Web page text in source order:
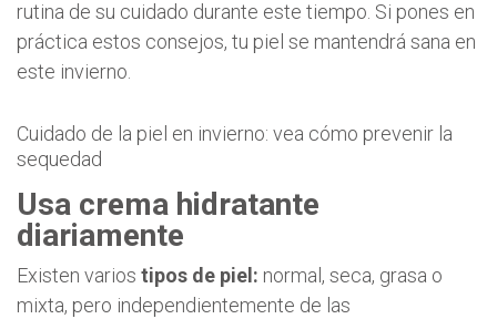
rutina de su cuidado durante este tiempo. Si pones en
práctica estos consejos, tu piel se mantendrá sana en
este invierno.
Cuidado de la piel en invierno: vea cómo prevenir la
sequedad
Usa crema hidratante
diariamente
Existen varios tipos de piel: normal, seca, grasa o
mixta, pero independientemente de las